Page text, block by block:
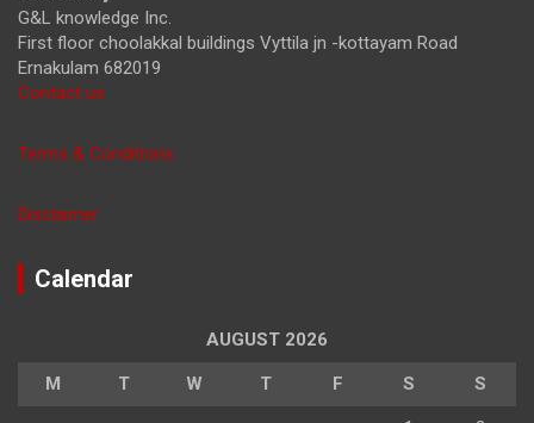
G&L knowledge Inc.
First floor choolakkal buildings Vyttila jn -kottayam Road
Ernakulam 682019
Contact us
Terms & Conditions
Disclaimer
Calendar
AUGUST 2026
M T W T F S S